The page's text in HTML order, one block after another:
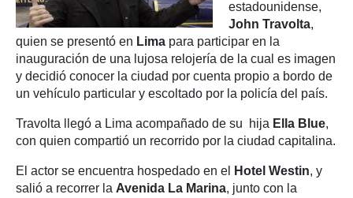
estadounidense,
John Travolta,
quien se presentó en Lima para participar en la
inauguración de una lujosa relojería de la cual es imagen
y decidió conocer la ciudad por cuenta propio a bordo de
un vehículo particular y escoltado por la policía del país.
Travolta llegó a Lima acompañado de su hija Ella Blue,
con quien compartió un recorrido por la ciudad capitalina.
El actor se encuentra hospedado en el Hotel Westin, y
salió a recorrer la Avenida La Marina, junto con la